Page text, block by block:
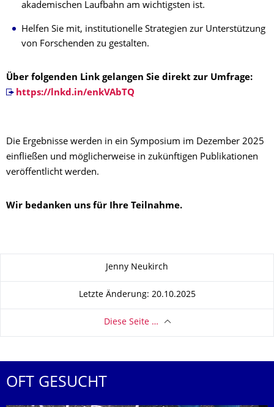
akademischen Laufbahn am wichtigsten ist.
Helfen Sie mit, institutionelle Strategien zur Unterstützung
von Forschenden zu gestalten.
Über folgenden Link gelangen Sie direkt zur Umfrage:
https://lnkd.in/enkVAbTQ
Die Ergebnisse werden in ein Symposium im Dezember 2025
einfließen und möglicherweise in zukünftigen Publikationen
veröffentlicht werden.
Wir bedanken uns für Ihre Teilnahme.
Jenny Neukirch
Letzte Änderung: 20.10.2025
Diese Seite …
OFT GESUCHT